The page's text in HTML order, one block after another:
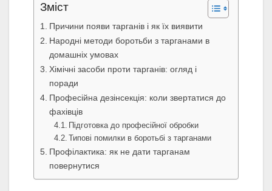
Зміст
Причини появи тарганів і як їх виявити
Народні методи боротьби з тарганами в
домашніх умовах
Хімічні засоби проти тарганів: огляд і
поради
Професійна дезінсекція: коли звертатися до
фахівців
Підготовка до професійної обробки
Типові помилки в боротьбі з тарганами
Профілактика: як не дати тарганам
повернутися